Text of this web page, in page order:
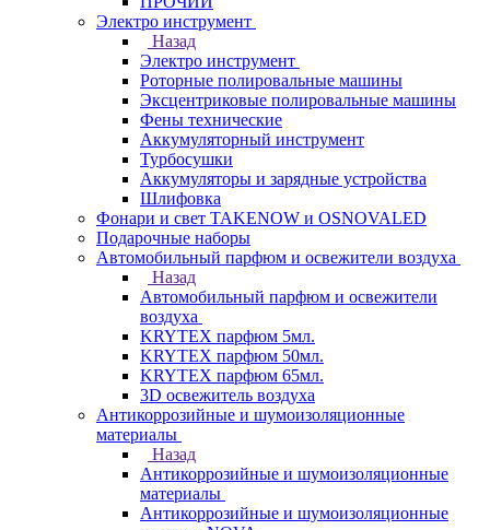
Электро инструмент
Назад
Электро инструмент
Роторные полировальные машины
Эксцентриковые полировальные машины
Фены технические
Аккумуляторный инструмент
Турбосушки
Аккумуляторы и зарядные устройства
Шлифовка
Фонари и свет TAKENOW и OSNOVALED
Подарочные наборы
Автомобильный парфюм и освежители воздуха
Назад
Автомобильный парфюм и освежители
воздуха
KRYTEX парфюм 5мл.
KRYTEX парфюм 50мл.
KRYTEX парфюм 65мл.
3D освежитель воздуха
Антикоррозийные и шумоизоляционные
материалы
Назад
Антикоррозийные и шумоизоляционные
материалы
Антикоррозийные и шумоизоляционные